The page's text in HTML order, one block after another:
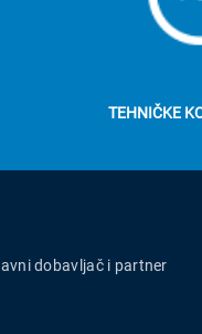
TEHNIČKE
dobavljač i partner